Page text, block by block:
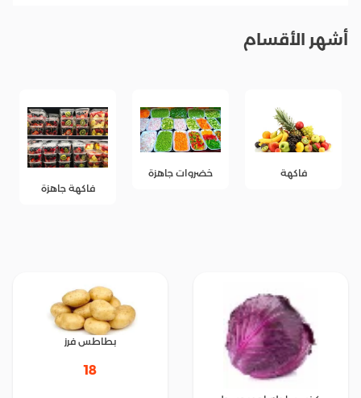
أشهر الأقسام
فاكهة
خضروات جاهزة
فاكهة جاهزة
بطاطس فرز
18